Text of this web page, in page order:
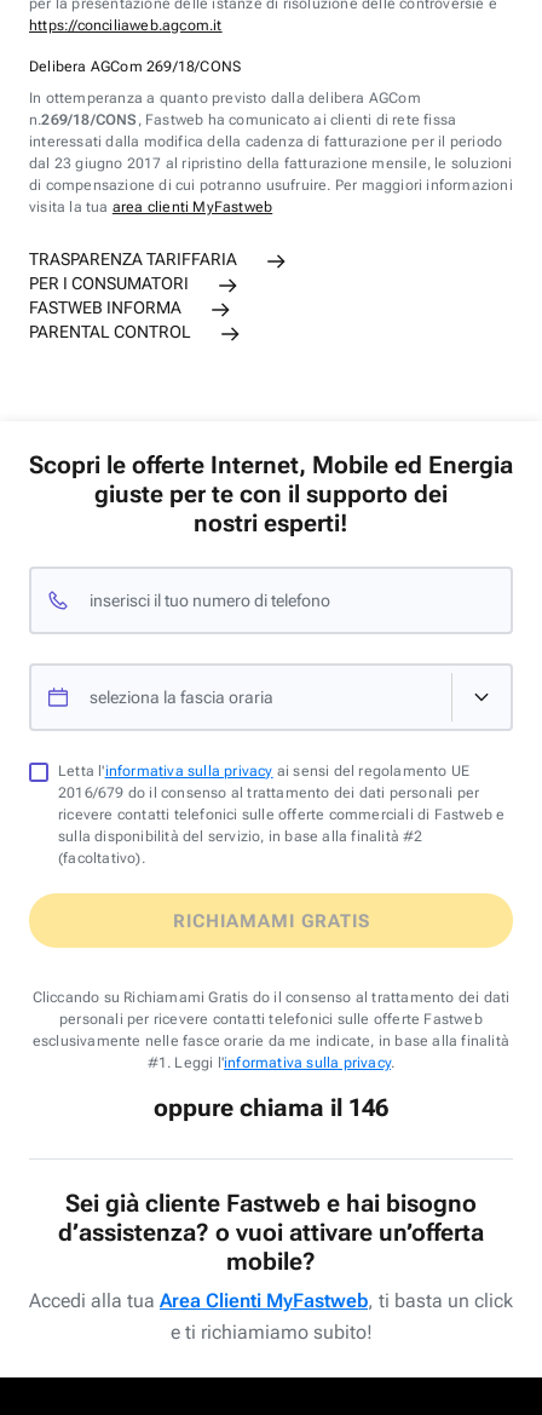
per la presentazione delle istanze di risoluzione delle controversie è
https://conciliaweb.agcom.it
Delibera AGCom 269/18/CONS
In ottemperanza a quanto previsto dalla delibera AGCom
n.269/18/CONS , Fastweb ha comunicato ai clienti di rete fissa
interessati dalla modifica della cadenza di fatturazione per il periodo
dal 23 giugno 2017 al ripristino della fatturazione mensile, le soluzioni
di compensazione di cui potranno usufruire. Per maggiori informazioni
visita la tua area clienti MyFastweb
TRASPARENZA TARIFFARIA
PER I CONSUMATORI
FASTWEB INFORMA
PARENTAL CONTROL
Scopri le offerte Internet, Mobile ed Energia
giuste per te con il supporto dei
nostri esperti!
inserisci il tuo numero di telefono
seleziona la fascia oraria
Letta l'informativa sulla privacy ai sensi del regolamento UE
2016/679 do il consenso al trattamento dei dati personali per
ricevere contatti telefonici sulle offerte commerciali di Fastweb e
sulla disponibilità del servizio, in base alla finalità #2
(facoltativo).
RICHIAMAMI GRATIS
Cliccando su Richiamami Gratis do il consenso al trattamento dei dati
personali per ricevere contatti telefonici sulle offerte Fastweb
esclusivamente nelle fasce orarie da me indicate, in base alla finalità
#1. Leggi l'informativa sulla privacy.
oppure chiama il 146
Sei già cliente Fastweb e hai bisogno
d’assistenza? o vuoi attivare un’offerta
mobile?
Accedi alla tua Area Clienti MyFastweb, ti basta un click
e ti richiamiamo subito!